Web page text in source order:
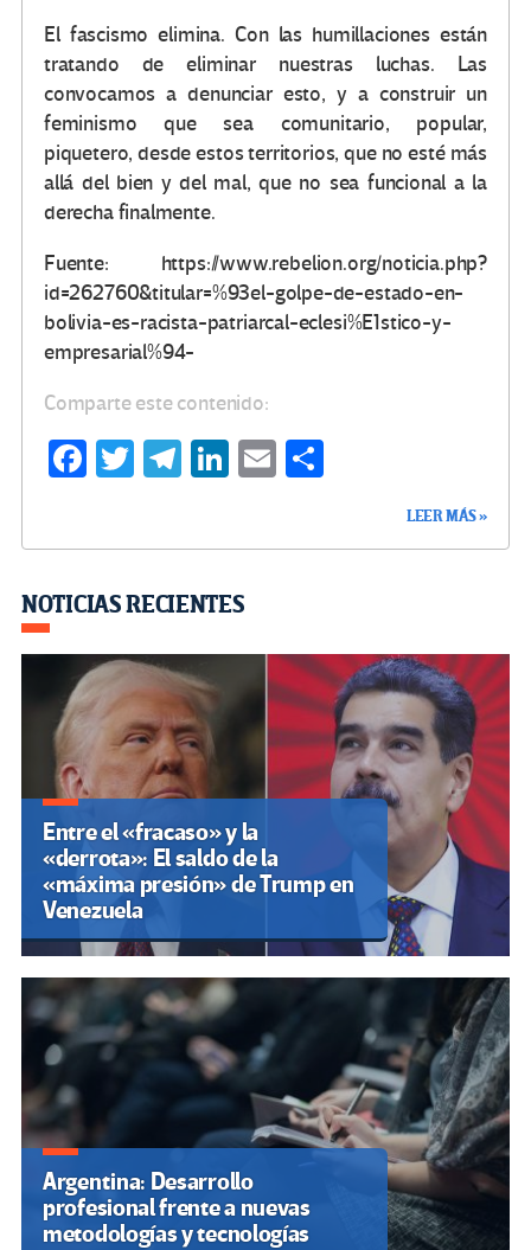
El fascismo elimina. Con las humillaciones están
tratando de eliminar nuestras luchas. Las
convocamos a denunciar esto, y a construir un
feminismo que sea comunitario, popular,
piquetero, desde estos territorios, que no esté más
allá del bien y del mal, que no sea funcional a la
derecha finalmente.
Fuente: https://www.rebelion.org/noticia.php?
id=262760&titular=%93el-golpe-de-estado-en-
bolivia-es-racista-patriarcal-eclesi%E1stico-y-
empresarial%94-
Comparte este contenido:
Fa
o
k
T
Te
m
Li
n
E
tir
LEER MÁS »
NOTICIAS RECIENTES
Entre el «fracaso» y la
«derrota»: El saldo de la
«máxima presión» de Trump en
Venezuela
Argentina: Desarrollo
profesional frente a nuevas
metodologías y tecnologías